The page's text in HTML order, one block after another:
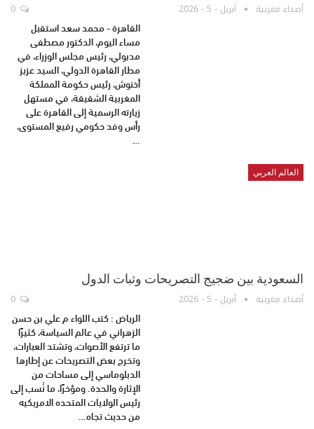
أصداء مغربية أبريل - 5 - 2026
القاهرة - محمد سعد استقبل
مساء اليوم، الدكتور مصطفى
مدبولي، رئيس مجلس الوزراء، في
مطار القاهرة الدولي، السيد عزيز
أخنوش، رئيس حكومة المملكة
المغربية الشقيقة، في مستهل
زيارته الرسمية إلى القاهرة على
رأس وفد حكومي رفيع المستوى،
…
العالم العربي
السعودية بين ضجيج التصريحات وثبات الدول
أصداء مغربية أبريل - 5 - 2026
الرياض : كتب اللواء م علي بن حسن
الزهراني في عالم السياسة، كثيرًا
ما ترتفع الأصوات، وتشتد العبارات،
وتخرج بعض التصريحات عن إطارها
الدبلوماسي إلى مساحات من
الإثارة والحدة. ومؤخرًا، ما نُسب إلى
رئيس الولايات المتحده الامريكيه
من حديث تجاه…